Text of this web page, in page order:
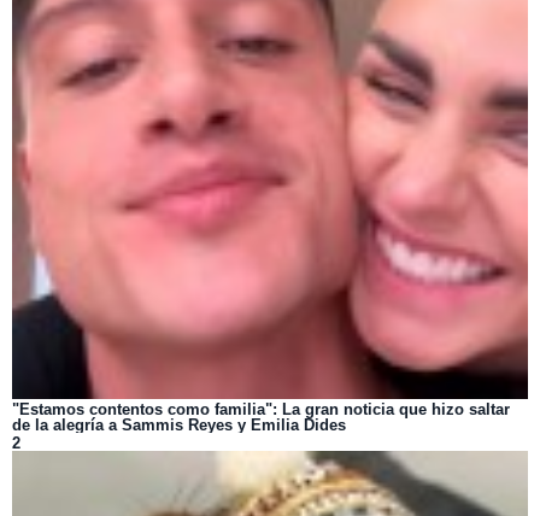
"Estamos contentos como familia": La gran noticia que hizo saltar
de la alegría a Sammis Reyes y Emilia Dides
2